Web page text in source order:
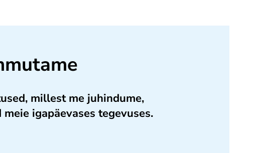
millest me juhindume,
igapäevases tegevuses.